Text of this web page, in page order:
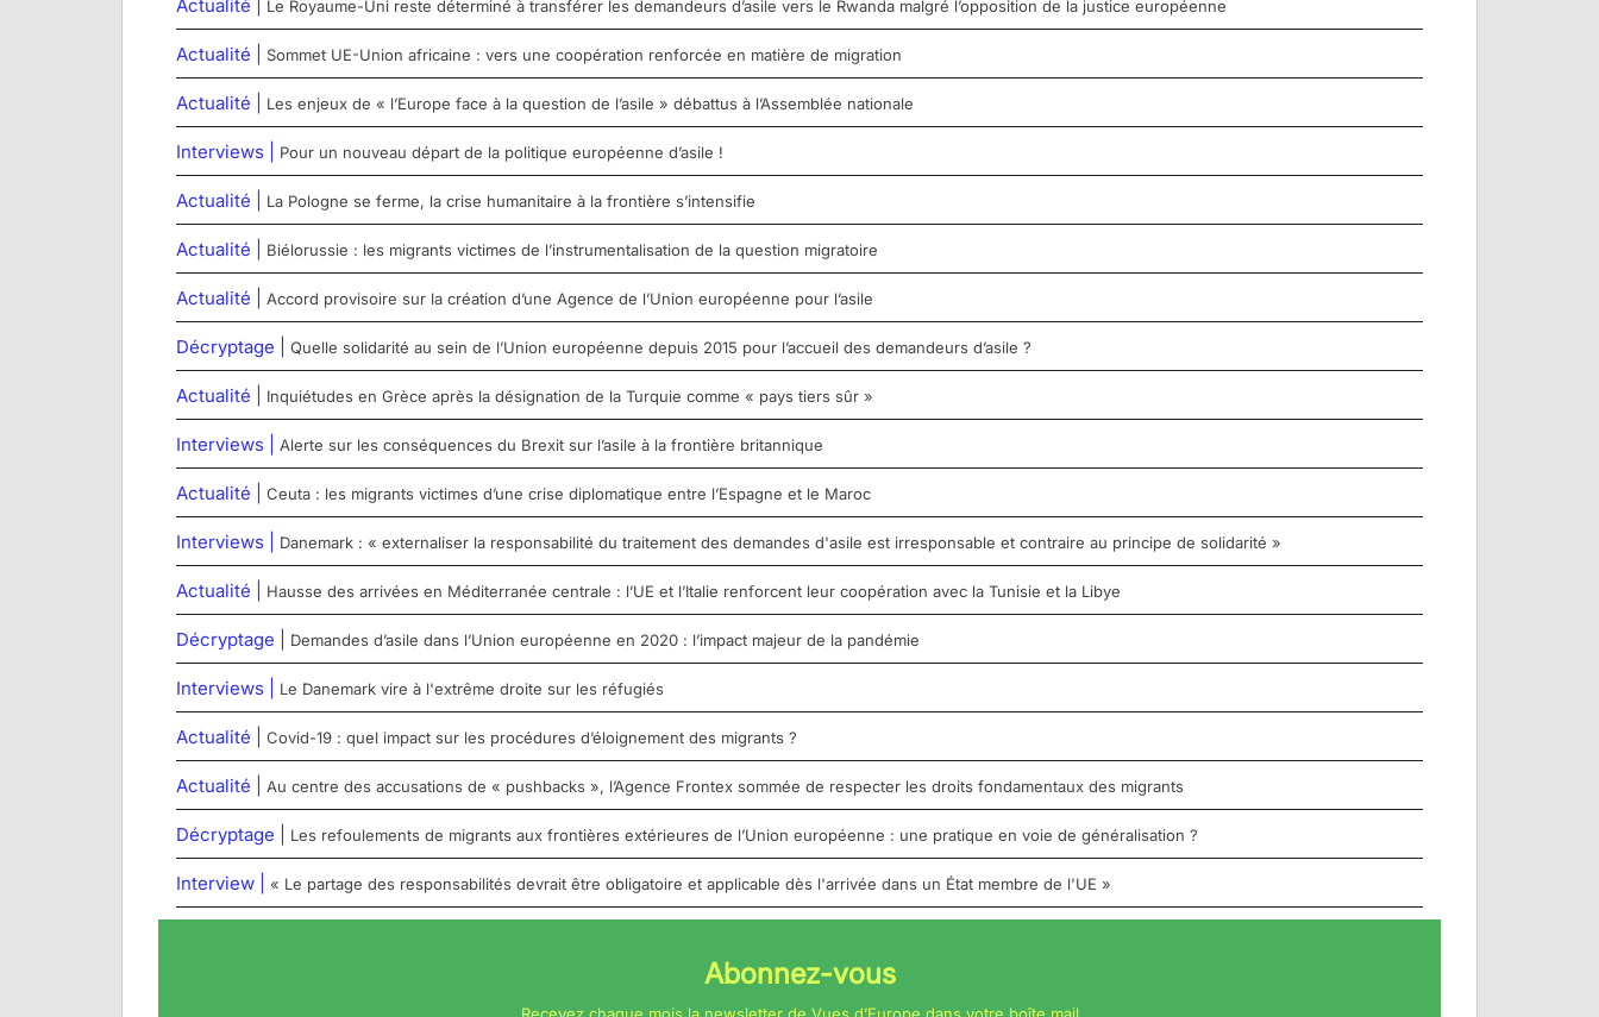
Actualité | Le Royaume-Uni reste déterminé à transférer les demandeurs d’asile vers le Rwanda malgré l’opposition de la justice européenne
Actualité | Sommet UE-Union africaine : vers une coopération renforcée en matière de migration
Actualité | Les enjeux de « l’Europe face à la question de l’asile » débattus à l’Assemblée nationale
Interviews | Pour un nouveau départ de la politique européenne d’asile !
Actualité | La Pologne se ferme, la crise humanitaire à la frontière s’intensifie
Actualité | Biélorussie : les migrants victimes de l’instrumentalisation de la question migratoire
Actualité | Accord provisoire sur la création d’une Agence de l’Union européenne pour l’asile
Décryptage | Quelle solidarité au sein de l’Union européenne depuis 2015 pour l’accueil des demandeurs d’asile ?
Actualité | Inquiétudes en Grèce après la désignation de la Turquie comme « pays tiers sûr »
Interviews | Alerte sur les conséquences du Brexit sur l’asile à la frontière britannique
Actualité | Ceuta : les migrants victimes d’une crise diplomatique entre l’Espagne et le Maroc
Interviews | Danemark : « externaliser la responsabilité du traitement des demandes d'asile est irresponsable et contraire au principe de solidarité »
Actualité | Hausse des arrivées en Méditerranée centrale : l’UE et l’Italie renforcent leur coopération avec la Tunisie et la Libye
Décryptage | Demandes d’asile dans l’Union européenne en 2020 : l’impact majeur de la pandémie
Interviews | Le Danemark vire à l'extrême droite sur les réfugiés
Actualité | Covid-19 : quel impact sur les procédures d’éloignement des migrants ?
Actualité | Au centre des accusations de « pushbacks », l’Agence Frontex sommée de respecter les droits fondamentaux des migrants
Décryptage | Les refoulements de migrants aux frontières extérieures de l’Union européenne : une pratique en voie de généralisation ?
Interview | « Le partage des responsabilités devrait être obligatoire et applicable dès l'arrivée dans un État membre de l'UE »
Abonnez-vous